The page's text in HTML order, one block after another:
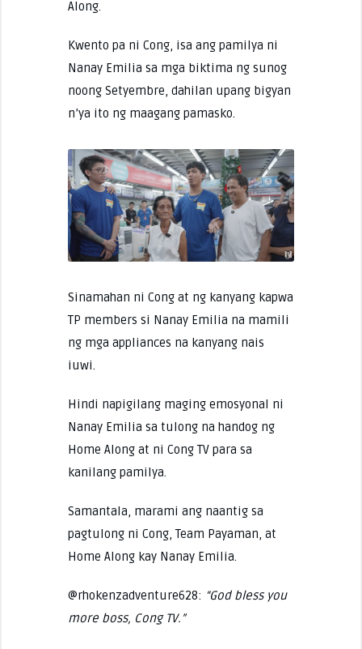
Along.
Kwento pa ni Cong, isa ang pamilya ni
Nanay Emilia sa mga biktima ng sunog
noong Setyembre, dahilan upang bigyan
n’ya ito ng maagang pamasko.
Sinamahan ni Cong at ng kanyang kapwa
TP members si Nanay Emilia na mamili
ng mga appliances na kanyang nais
iuwi.
Hindi napigilang maging emosyonal ni
Nanay Emilia sa tulong na handog ng
Home Along at ni Cong TV para sa
kanilang pamilya.
Samantala, marami ang naantig sa
pagtulong ni Cong, Team Payaman, at
Home Along kay Nanay Emilia.
@rhokenzadventure628: “God bless you
more boss, Cong TV.”